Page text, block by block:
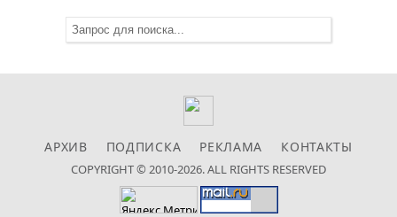
АРХИВ ПОДПИСКА РЕКЛАМА КОНТАКТЫ
COPYRIGHT © 2010-2026. ALL RIGHTS RESERVED